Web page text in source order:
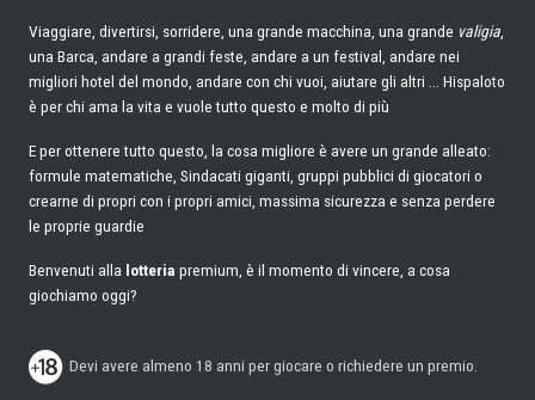
Viaggiare, divertirsi, sorridere, una grande macchina, una grande valigia,
una Barca, andare a grandi feste, andare a un festival, andare nei
migliori hotel del mondo, andare con chi vuoi, aiutare gli altri ... Hispaloto
è per chi ama la vita e vuole tutto questo e molto di più
E per ottenere tutto questo, la cosa migliore è avere un grande alleato:
formule matematiche, Sindacati giganti, gruppi pubblici di giocatori o
crearne di propri con i propri amici, massima sicurezza e senza perdere
le proprie guardie
Benvenuti alla lotteria premium, è il momento di vincere, a cosa
giochiamo oggi?
Devi avere almeno 18 anni per giocare o richiedere un premio.